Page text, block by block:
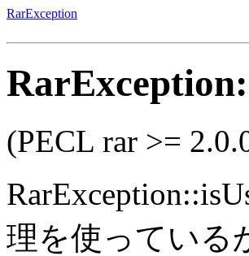
RarException
(PECL rar >=
理を使っている